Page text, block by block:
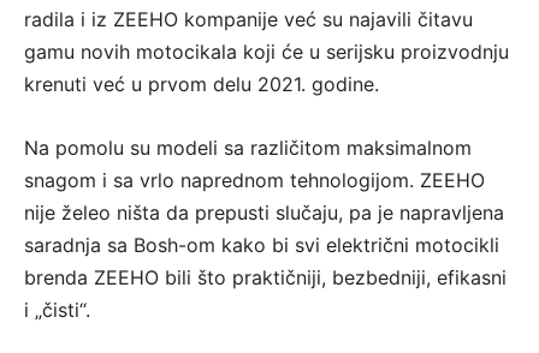
radila i iz ZEEHO kompanije već su najavili čitavu
gamu novih motocikala koji će u serijsku proizvodnju
krenuti već u prvom delu 2021. godine.
Na pomolu su modeli sa različitom maksimalnom
snagom i sa vrlo naprednom tehnologijom. ZEEHO
nije želeo ništa da prepusti slučaju, pa je napravljena
saradnja sa Bosh-om kako bi svi električni motocikli
brenda ZEEHO bili što praktičniji, bezbedniji, efikasni
i „čisti“.